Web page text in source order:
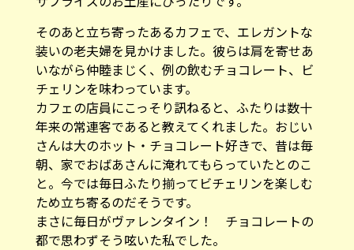
そのあと立ち寄ったあるカフェで、エレガントな
装いの老夫婦を見かけました。彼らは肩を寄せあ
いながら仲睦まじく、例の飲むチョコレート、ビ
チェリンを味わっています。
カフェの店員にこっそり訊ねると、ふたりは数十
年来の常連客であると教えてくれました。おじい
さんは大のホット・チョコレート好きで、昔は毎
朝、家でおばあさんに淹れてもらっていたとのこ
と。今では毎日ふたり揃ってビチェリンを楽しむ
ため立ち寄るのだそうです。
まさに毎日がヴァレンタイン！ チョコレートの
都で思わずそう呟いた私でした。